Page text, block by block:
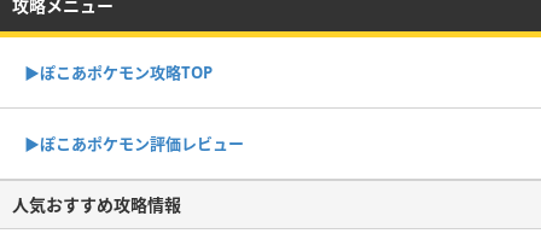
攻略メニュー
▶︎ぽこあポケモン攻略TOP
▶︎ぽこあポケモン評価レビュー
人気おすすめ攻略情報